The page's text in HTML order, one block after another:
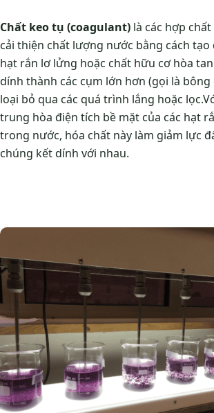
Chất keo tụ (coagulant) là các hợp
cải thiện chất lượng nước bằng cách tạo
hạt rắn lơ lửng hoặc chất hữu cơ hòa
dính thành các cụm lớn hơn (gọi là bông
loại bỏ qua các quá trình lắng hoặc lọc.
trung hòa điện tích bề mặt của các hạt
trong nước, hóa chất này làm giảm lực
chúng kết dính với nhau.